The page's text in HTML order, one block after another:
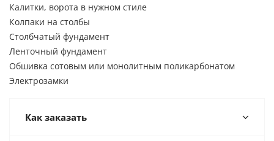
Калитки, ворота в нужном стиле
Колпаки на столбы
Столбчатый фундамент
Ленточный фундамент
Обшивка сотовым или монолитным поликарбонатом
Электрозамки
Как заказать